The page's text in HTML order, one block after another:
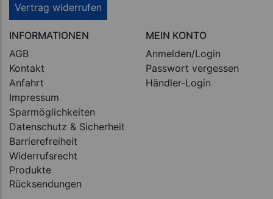
Vertrag widerrufen
INFORMATIONEN
AGB
Kontakt
Anfahrt
Impressum
Sparmöglichkeiten
Datenschutz & Sicherheit
Barrierefreiheit
Widerrufsrecht
Produkte
Rücksendungen
MEIN KONTO
Anmelden/Login
Passwort vergessen
Händler-Login